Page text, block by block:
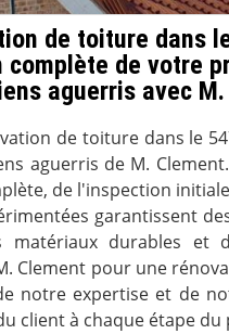
de toiture dans
complète de votre
aguerris avec
de toiture dans le
aguerris de M.
de l'inspection
garantissent
matériaux durables et
Clement pour une
notre expertise et de
client à chaque étape du